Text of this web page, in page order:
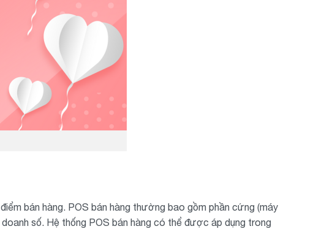
bán hàng. POS bán hàng thường bao gồm phần cứng (máy
số. Hệ thống POS bán hàng có thể được áp dụng trong